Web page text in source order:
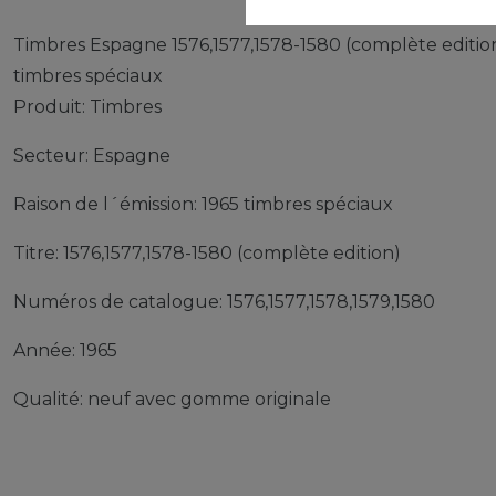
Timbres Espagne 1576,1577,1578-1580 (complète
timbres spéciaux
Produit: Timbres
Secteur: Espagne
Raison de l´émission: 1965 timbres spéciaux
Titre: 1576,1577,1578-1580 (complète edition)
Numéros de catalogue: 1576,1577,1578,1579,1580
Année: 1965
Qualité: neuf avec gomme originale